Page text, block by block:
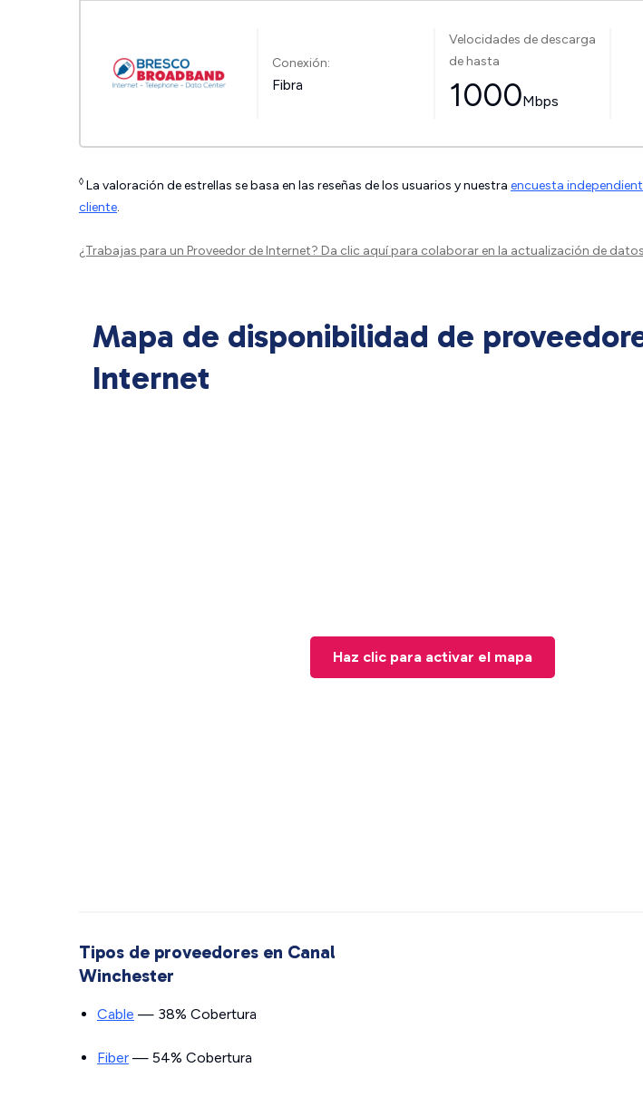
Conexión:
Fibra
Velocidades de descarga
de hasta
1000Mbps
◊ La valoración de estrellas se basa en las reseñas de los usuarios y nuestra encuesta
cliente.
¿Trabajas para un Proveedor de Internet? Da clic aquípara colaborar en la actualización de
Mapa de disponibilidad de
Internet
Haz clic para activar el mapa
Tipos de proveedores en Canal
Winchester
Cable — 38% Cobertura
Fiber — 54% Cobertura